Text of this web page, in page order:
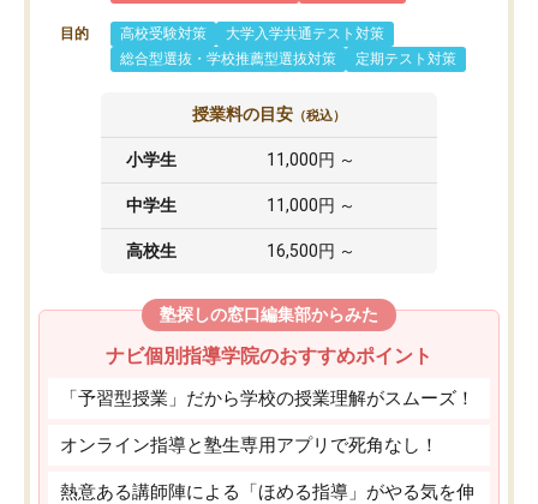
目的 高校受験対策
大学入学共通テスト対策
総合型選抜・学校推薦型選抜対策
定期テスト対策
授業料の目安 （税込）
小学生 11,000円 ～
中学生 11,000円 ～
高校生 16,500円 ～
塾探しの窓口編集部からみた
ナビ個別指導学院のおすすめポイント
「予習型授業」だから学校の授業理解がスムーズ！
オンライン指導と塾生専用アプリで死角なし！
熱意ある講師陣による「ほめる指導」がやる気を伸